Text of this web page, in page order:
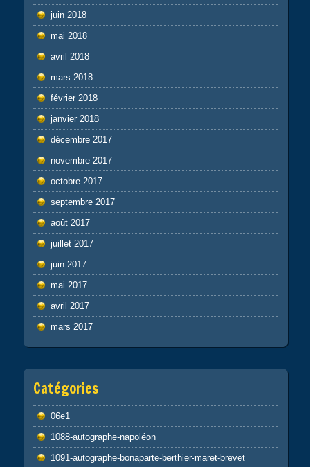
juin 2018
mai 2018
avril 2018
mars 2018
février 2018
janvier 2018
décembre 2017
novembre 2017
octobre 2017
septembre 2017
août 2017
juillet 2017
juin 2017
mai 2017
avril 2017
mars 2017
Catégories
06e1
1088-autographe-napoléon
1091-autographe-bonaparte-berthier-maret-brevet